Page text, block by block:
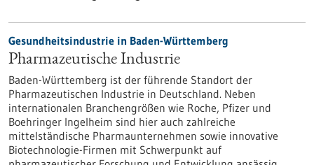
Gesundheitsindustrie in Baden-Württemberg
Pharmazeutische Industrie
Baden-Württemberg ist der führende Standort der
Pharmazeutischen Industrie in Deutschland. Neben
internationalen Branchengrößen wie Roche, Pfizer und
Boehringer Ingelheim sind hier auch zahlreiche
mittelständische Pharmaunternehmen sowie innovative
Biotechnologie-Firmen mit Schwerpunkt auf